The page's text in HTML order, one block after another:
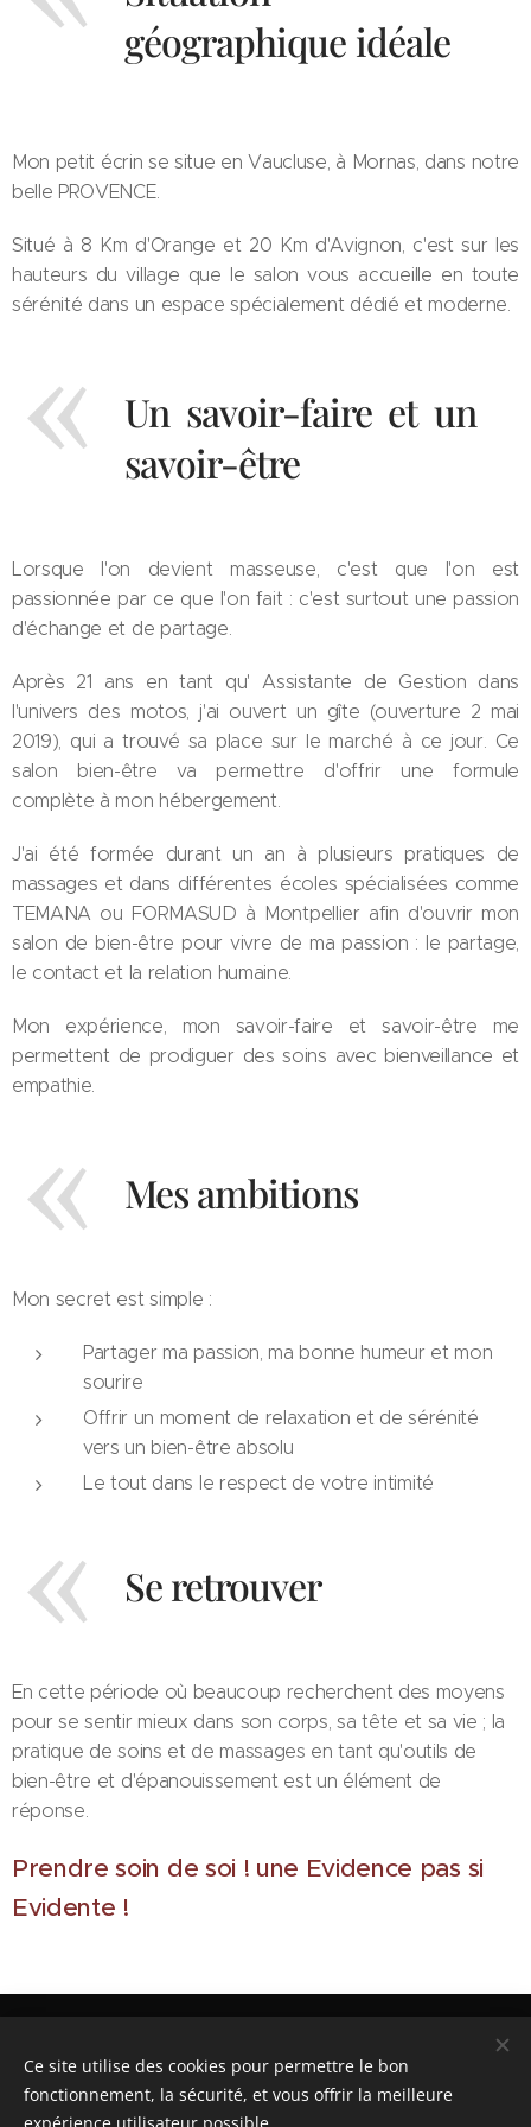
géographique idéale
Mon petit écrin se situe en Vaucluse, à Mornas, dans notre
belle PROVENCE.
Situé à 8 Km d'Orange et 20 Km d'Avignon, c'est sur les
hauteurs du village que le salon vous accueille en toute
sérénité dans un espace spécialement dédié et moderne.
Un savoir-faire et un
savoir-être
Lorsque l'on devient masseuse, c'est que l'on est
passionnée par ce que l'on fait : c'est surtout une passion
d'échange et de partage.
Après 21 ans en tant qu' Assistante de Gestion dans
l'univers des motos, j'ai ouvert un gîte (ouverture 2 mai
2019), qui a trouvé sa place sur le marché à ce jour. Ce
salon bien-être va permettre d'offrir une formule
complète à mon hébergement.
J'ai été formée durant un an à plusieurs pratiques de
massages et dans différentes écoles spécialisées comme
TEMANA ou FORMASUD à Montpellier afin d'ouvrir mon
salon de bien-être pour vivre de ma passion : le partage,
le contact et la relation humaine.
Mon expérience, mon savoir-faire et savoir-être me
permettent de prodiguer des soins avec bienveillance et
empathie.
Mes ambitions
Mon secret est simple :
Partager ma passion, ma bonne humeur et mon
sourire
Offrir un moment de relaxation et de sérénité
vers un bien-être absolu
Le tout dans le respect de votre intimité
Se retrouver
En cette période où beaucoup recherchent des moyens
pour se sentir mieux dans son corps, sa tête et sa vie ; la
pratique de soins et de massages en tant qu'outils de
bien-être et d'épanouissement est un élément de
réponse.
Prendre soin de soi ! une Evidence pas si
Evidente !
Tel : 06 26 68 00 61 - Email : valeriearnoux@sfr.fr
Site web : www.alevidence-cotezen.fr
Accueil/Mentions légales
Ce site utilise des cookies pour permettre le bon
fonctionnement, la sécurité, et vous offrir la meilleure